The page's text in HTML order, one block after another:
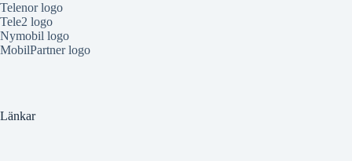
Telenor logo
Tele2 logo
Nymobil logo
MobilPartner logo
Länkar